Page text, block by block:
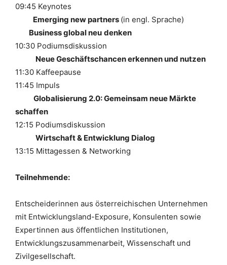
09:45 Keynotes
Emerging new partners (in engl. Sprache)
Business global neu denken
10:30 Podiumsdiskussion
Neue Geschäftschancen erkennen und nutzen
11:30 Kaffeepause
11:45 Impuls
Globalisierung 2.0: Gemeinsam neue Märkte
schaffen
12:15 Podiumsdiskussion
Wirtschaft & Entwicklung Dialog
13:15 Mittagessen & Networking
Teilnehmende:
Entscheiderinnen aus österreichischen Unternehmen
mit Entwicklungsland-Exposure, Konsulenten sowie
Expertinnen aus öffentlichen Institutionen,
Entwicklungszusammenarbeit, Wissenschaft und
Zivilgesellschaft.